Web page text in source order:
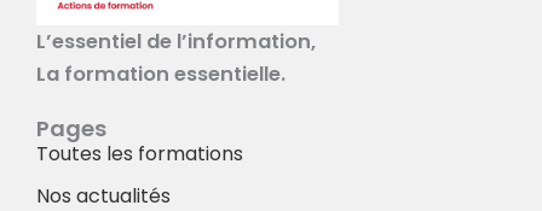
L’essentiel de l’information,
La formation essentielle.
Pages
Toutes les formations
Nos actualités